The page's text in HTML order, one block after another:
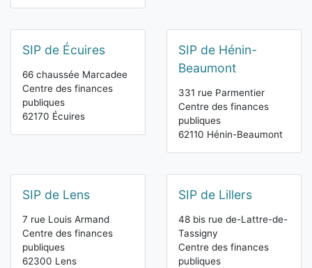
SIP de Écuires
66 chaussée Marcadee
Centre des finances
publiques
62170 Écuires
SIP de Hénin-
Beaumont
331 rue Parmentier
Centre des finances
publiques
62110 Hénin-Beaumont
SIP de Lens
7 rue Louis Armand
Centre des finances
publiques
62300 Lens
SIP de Lillers
48 bis rue de-Lattre-de-
Tassigny
Centre des finances
publiques